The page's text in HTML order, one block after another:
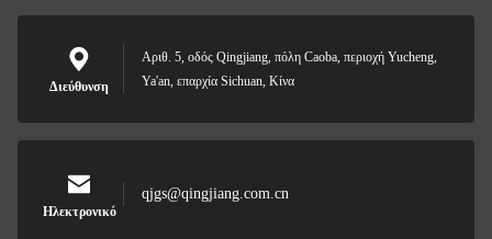
Διεύθυνση
Αριθ. 5, οδός Qingjiang, πόλη Caoba, περιοχή Yucheng,
Ya'an, επαρχία Sichuan, Κίνα
Ηλεκτρονικό
qjgs@qingjiang.com.cn